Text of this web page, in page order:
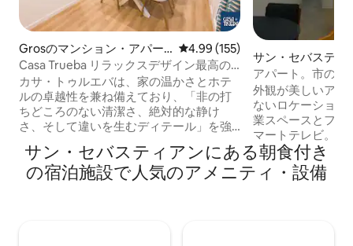
Grosのマンション・アパー
ト
レビュー155件、5つ星中4.99つ
4.99 (155)
Casa Trueba リラックスデザイン最高の
ロケーション ESS03001
カサ・トゥルエバは、家の温かさとホテ
ルの卓越性を兼ね備えており、「非の打
ちどころのない清潔さ、絶対的な静け
さ、そして違いを生むディテール」を強
います。 Casa Truebaへようこそ🐠快適
さ、プライバシー、自宅のように感じら
れることを念頭に置いて、完全に改装さ
サン・セバスティ
ンターのマンショ
ート
アパート。市の中
く近く
外観が美しいアパ
ないロケーション
業スペースとファ
マートテレビ。
た76平方メート
ア広場と歩行者専
ることができま
サン・セバスティアンにある朝食付き
の宿泊施設で人気のアメニティ・設備